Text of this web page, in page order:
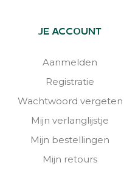
JE ACCOUNT
Aanmelden
Registratie
Wachtwoord vergeten
Mijn verlanglijstje
Mijn bestellingen
Mijn retours